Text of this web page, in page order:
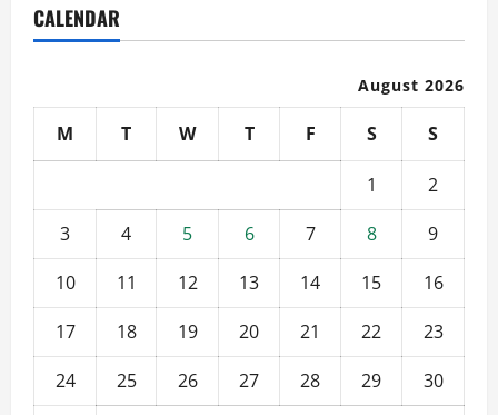
CALENDAR
August 2026
M T W T F S S
1
2
3
4 5 6 7 8
9
10
11 12 13 14 15
16
17
18 19 20 21 22
23
24
25 26 27 28 29
30